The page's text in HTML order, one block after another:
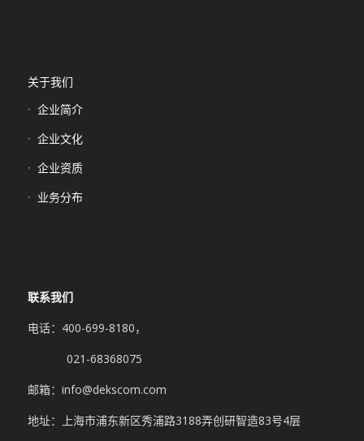
关于我们
企业简介
企业文化
企业资质
业务分布
联系我们
电话：400-699-8180，
021-68368075
邮箱：info@dekscom.com
地址：上海市浦东新区秀浦路3188弄创研智造83号4层